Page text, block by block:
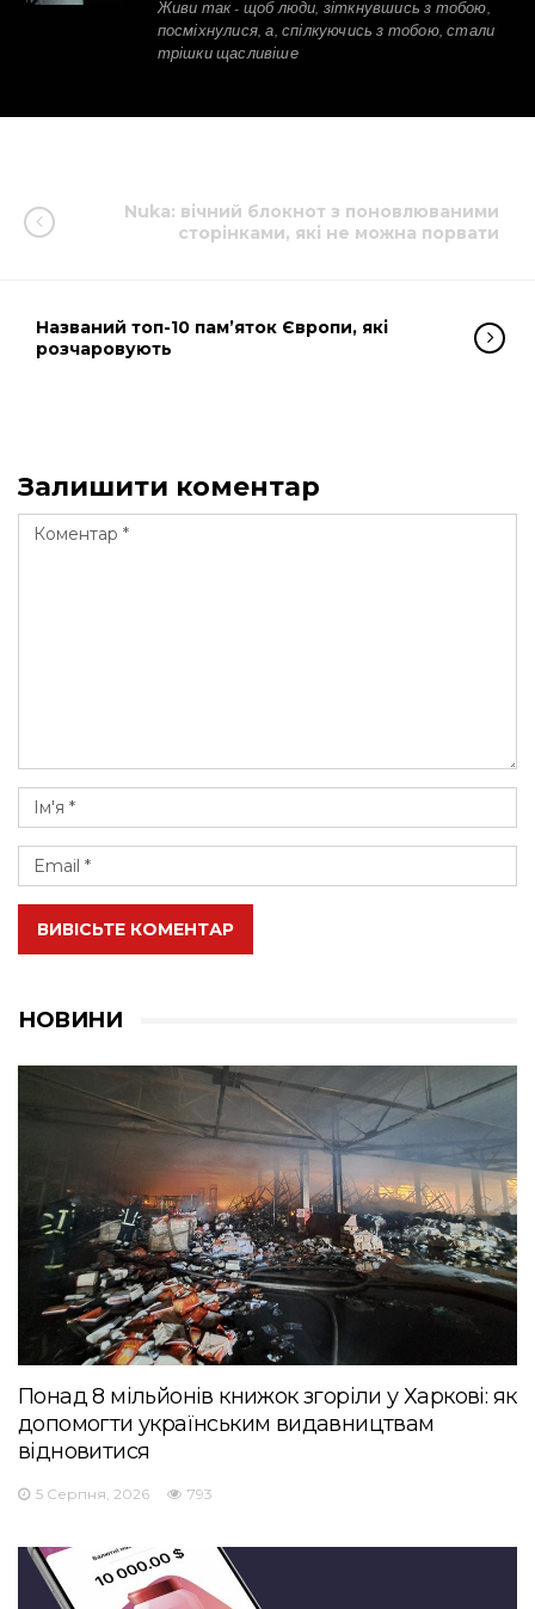
Живи так - щоб люди, зіткнувшись з тобою,
посміхнулися, а, спілкуючись з тобою, стали
трішки щасливіше
Nuka: вічний блокнот з поновлюваними
сторінками, які не можна порвати
Названий топ-10 пам’яток Європи, які
розчаровують
Залишити коментар
ВИВІСЬТЕ КОМЕНТАР
НОВИНИ
Понад 8 мільйонів книжок згоріли у Харкові: як
допомогти українським видавництвам
відновитися
5 Серпня, 2026 793